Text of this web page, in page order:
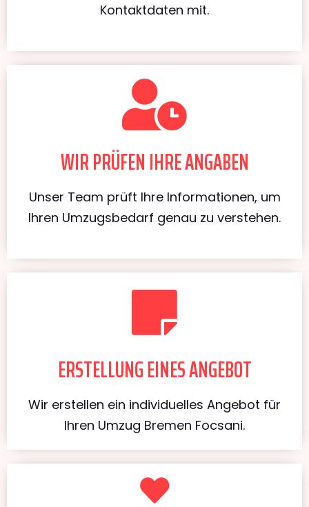
Kontaktdaten mit.
WIR PRÜFEN IHRE ANGABEN
Unser Team prüft Ihre Informationen, um
Ihren Umzugsbedarf genau zu verstehen.
ERSTELLUNG EINES ANGEBOT
Wir erstellen ein individuelles Angebot für
Ihren Umzug Bremen Focsani.